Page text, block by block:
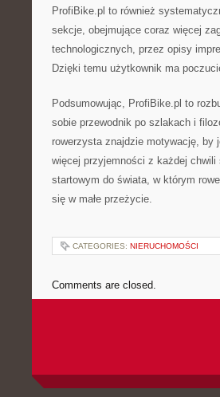
ProfiBike.pl to również
sekcje, obejmujące coraz więcej
technologicznych, przez opisy
Dzięki temu użytkownik ma
Podsumowując, ProfiBike.pl to
sobie przewodnik po szlakach i
rowerzysta znajdzie motywację,
więcej przyjemności z każdej
startowym do świata, w którym
się w małe przeżycie.
CATEGORIES: NIERUCHOMOŚCI
Comments are closed.